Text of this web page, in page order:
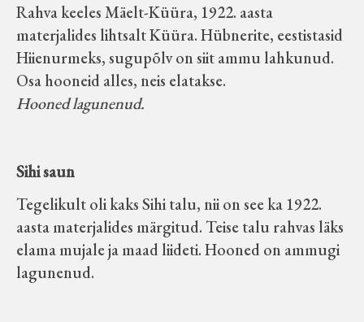
Rahva keeles Mäelt-Küüra, 1922. aasta
materjalides lihtsalt Küüra. Hübnerite, eestistasid
Hiienurmeks, sugupõlv on siit ammu lahkunud.
Osa hooneid alles, neis elatakse.
Hooned lagunenud.
Sihi saun
Tegelikult oli kaks Sihi talu, nii on see ka 1922.
aasta materjalides märgitud. Teise talu rahvas läks
elama mujale ja maad liideti. Hooned on ammugi
lagunenud.